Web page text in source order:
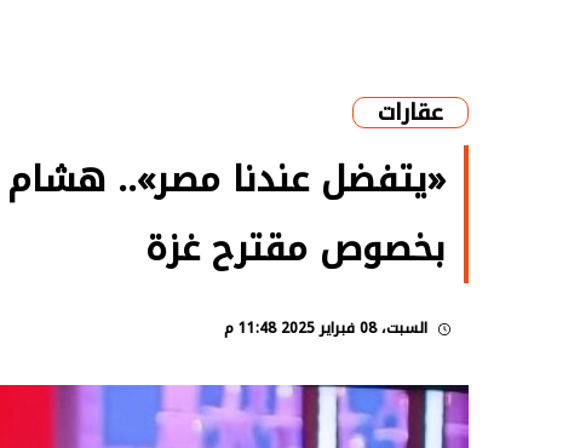
عقارات
«يتفضل عندنا مصر»..
بخصوص مقترح غزة
السبت، 08 فبراير 2025 11:48 م